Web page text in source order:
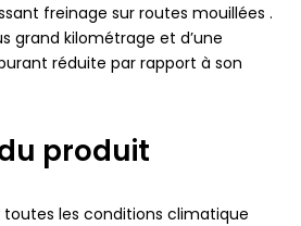
freinage sur routes mouillées .
grand kilométrage et d’une
réduite par rapport à son
produit
toutes les conditions climatique